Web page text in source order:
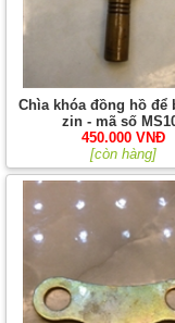
Chìa khóa đồng hồ để
zin - mã số
450.000 VNĐ
[còn hàng]